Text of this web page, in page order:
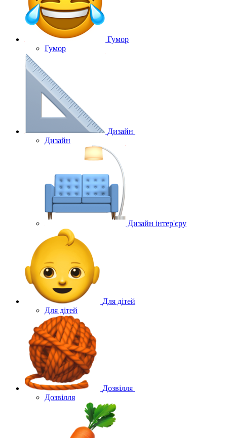
Гумор
Гумор
Дизайн
Дизайн
Дизайн інтер'єру
Для дітей
Для дітей
Дозвілля
Дозвілля